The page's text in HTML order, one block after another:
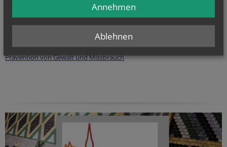
Prävention von Gewalt und Missbrauch
Ablehnen
Annehmen